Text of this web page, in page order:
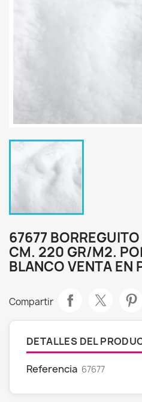
67677
CM. 220 GR/M2.
BLANCO VENTA EN
Compartir
DETALLES DEL
Referencia 67677